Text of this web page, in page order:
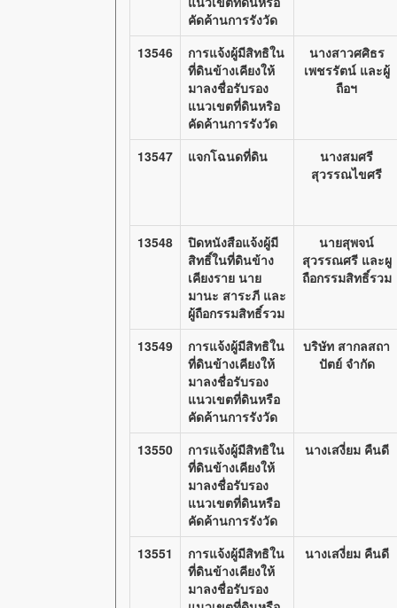
คัดค้านการรังวัด
13546
การแจ้งผู้มีสิทธิใน
ที่ดินข้างเคียงให้
มาลงชื่อรับรอง
แนวเขตที่ดินหริอ
คัดค้านการรังวัด
นางสาวศศิธร
เพชรรัตน์ และผู้
ถือฯ
13547 แจกโฉนดที่ดิน
นางสมศรี
สุวรรณไขศรี
13548
ปิดหนังสือแจ้งผู้มี
สิทธิ์ในที่ดินข้าง
เคียงราย นาย
มานะ สาระภี และ
ผู้ถือกรรมสิทธิ์รวม
นายสุพจน์
สุวรรณศรี และผู
ถือกรรมสิทธิ์รวม
13549
การแจ้งผู้มีสิทธิใน
ที่ดินข้างเคียงให้
มาลงชื่อรับรอง
แนวเขตที่ดินหรือ
คัดค้านการรังวัด
บริษัท สากลสถา
ปัตย์ จำกัด
13550
การแจ้งผู้มีสิทธิใน
ที่ดินข้างเคียงให้
มาลงชื่อรับรอง
แนวเขตที่ดินหรือ
คัดค้านการรังวัด
นางเสงี่ยม คืนดี
13551
การแจ้งผู้มีสิทธิใน
ที่ดินข้างเคียงให้
มาลงชื่อรับรอง
นางเสงี่ยม คืนดี